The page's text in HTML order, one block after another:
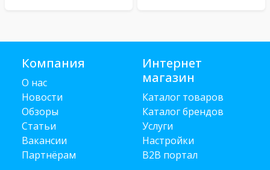
Компания
О нас
Новости
Обзоры
Статьи
Вакансии
Партнёрам
Интернет
магазин
Каталог товаров
Каталог брендов
Услуги
Настройки
B2B портал